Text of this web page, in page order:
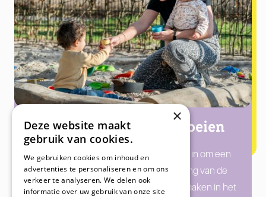
Met plezier samen groeien
Iedere dag spannen we ons met liefde in om een
bijdrage te leveren aan de ontwikkeling van de
kinderen. Ontdek hoe wij een verschil maken in het
×
Deze website maakt
gebruik van cookies.
We gebruiken cookies om inhoud en
advertenties te personaliseren en om ons
verkeer te analyseren. We delen ook
informatie over uw gebruik van onze site